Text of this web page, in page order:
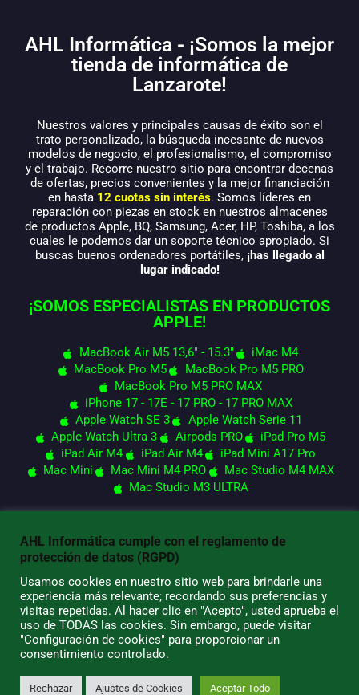
AHL Informática - ¡Somos la mejor
tienda de informática de
Lanzarote!
Nuestros valores y principales causas de éxito son el
trato personalizado, la búsqueda incesante de nuevos
modelos de negocio, el profesionalismo, el compromiso
y el trabajo. Recorre nuestro sitio para encontrar decenas
de ofertas, precios convenientes y la mejor financiación
en hasta 12 cuotas sin interés. Somos líderes en
reparación con piezas en stock en nuestros almacenes
de productos Apple, BQ, Samsung, Acer, HP, Toshiba, a los
cuales le podemos dar un soporte técnico apropiado. Si
buscas buenos ordenadores portátiles, ¡has llegado al
lugar indicado!
¡SOMOS ESPECIALISTAS EN PRODUCTOS
APPLE!
MacBook Air M5 13,6" - 15.3"
iMac M4
MacBook Pro M5
MacBook Pro M5 PRO
MacBook Pro M5 PRO MAX
iPhone 17 - 17E - 17 PRO - 17 PRO MAX
Apple Watch SE 3
Apple Watch Serie 11
Apple Watch Ultra 3
Airpods PRO
iPad Pro M5
iPad Air M4
iPad Air M4
iPad Mini A17 Pro
Mac Mini
Mac Mini M4 PRO
Mac Studio M4 MAX
Mac Studio M3 ULTRA
© 2026 AHL Informática
AHL Informática cumple con el reglamento de
protección de datos (RGPD)
Usamos cookies en nuestro sitio web para brindarle una
experiencia más relevante; recordando sus preferencias y
visitas repetidas. Al hacer clic en "Acepto", usted aprueba el
uso de TODAS las cookies. Sin embargo, puede visitar
"Configuración de cookies" para proporcionar un
consentimiento controlado.
Rechazar Ajustes de Cookies Aceptar Todo